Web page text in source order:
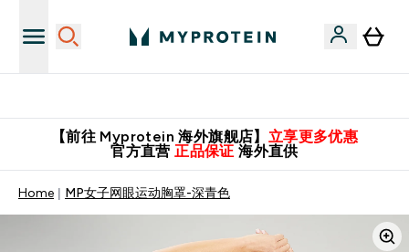
【前往 Myprotein 海外旗舰店】 立享更多优惠
官方直营 正品保证 海外直供
Home MP女子网眼运动胸罩-深青色